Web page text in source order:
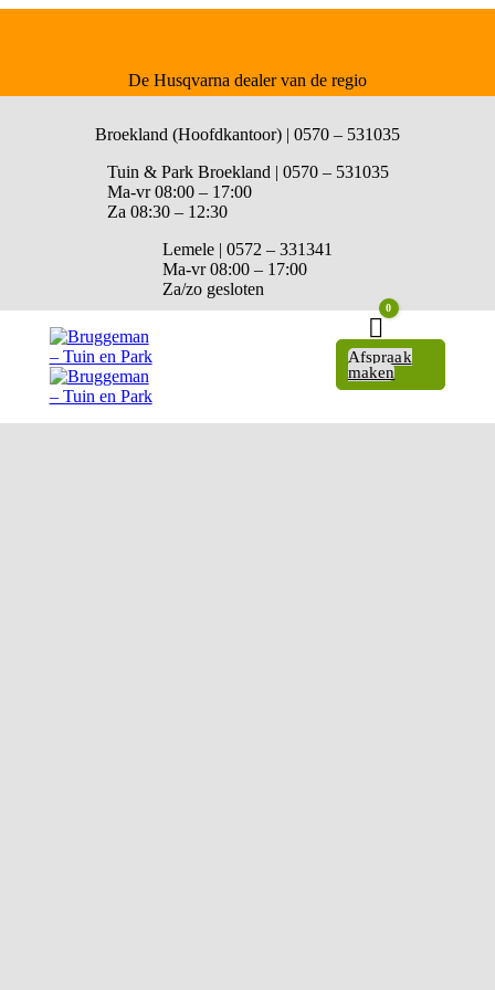
De Husqvarna dealer van de regio
Broekland (Hoofdkantoor) | 0570 – 531035
Tuin & Park Broekland | 0570 – 531035
Ma-vr 08:00 – 17:00
Za 08:30 – 12:30
Lemele | 0572 – 331341
Ma-vr 08:00 – 17:00
Za/zo gesloten
Winkelwagen
0
Afspraak
maken